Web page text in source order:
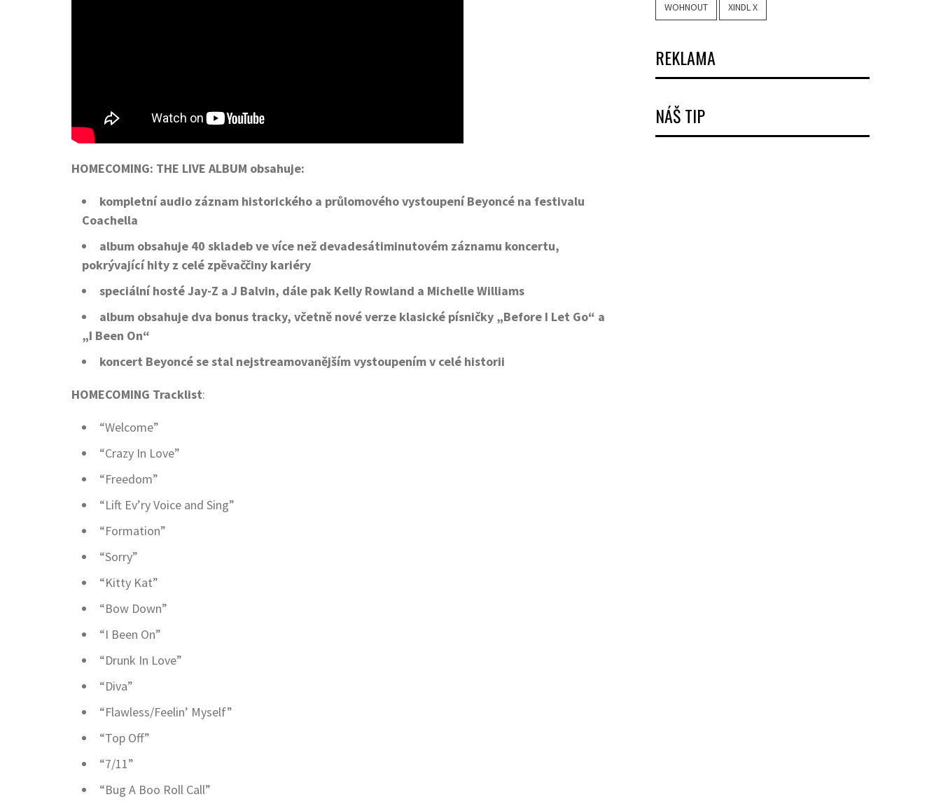
HOMECOMING: THE LIVE ALBUM obsahuje:
kompletní audio záznam historického a průlomového vystoupení Beyoncé na festivalu
Coachella
album obsahuje 40 skladeb ve více než devadesátiminutovém záznamu koncertu,
pokrývající hity z celé zpěvaččiny kariéry
speciální hosté Jay-Z a J Balvin, dále pak Kelly Rowland a Michelle Williams
album obsahuje dva bonus tracky, včetně nové verze klasické písničky „Before I Let Go“ a
„I Been On“
koncert Beyoncé se stal nejstreamovanějším vystoupením v celé historii
HOMECOMING Tracklist:
“Welcome”
“Crazy In Love”
“Freedom”
“Lift Ev’ry Voice and Sing”
“Formation”
“Sorry”
“Kitty Kat”
“Bow Down”
“I Been On”
“Drunk In Love”
“Diva”
“Flawless/Feelin’ Myself”
“Top Off”
“7/11”
“Bug A Boo Roll Call”
WOHNOUT XINDL X
REKLAMA
NÁŠ TIP